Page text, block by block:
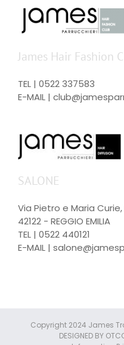
James Hair Fashion
TEL | 0522 337583
E-MAIL |
SALONE
Via Pietro e Maria Curie,
42122 - REGGIO EMILIA
TEL | 0522 440121
E-MAIL |
Copyright 2024 James
DESIGNED BY